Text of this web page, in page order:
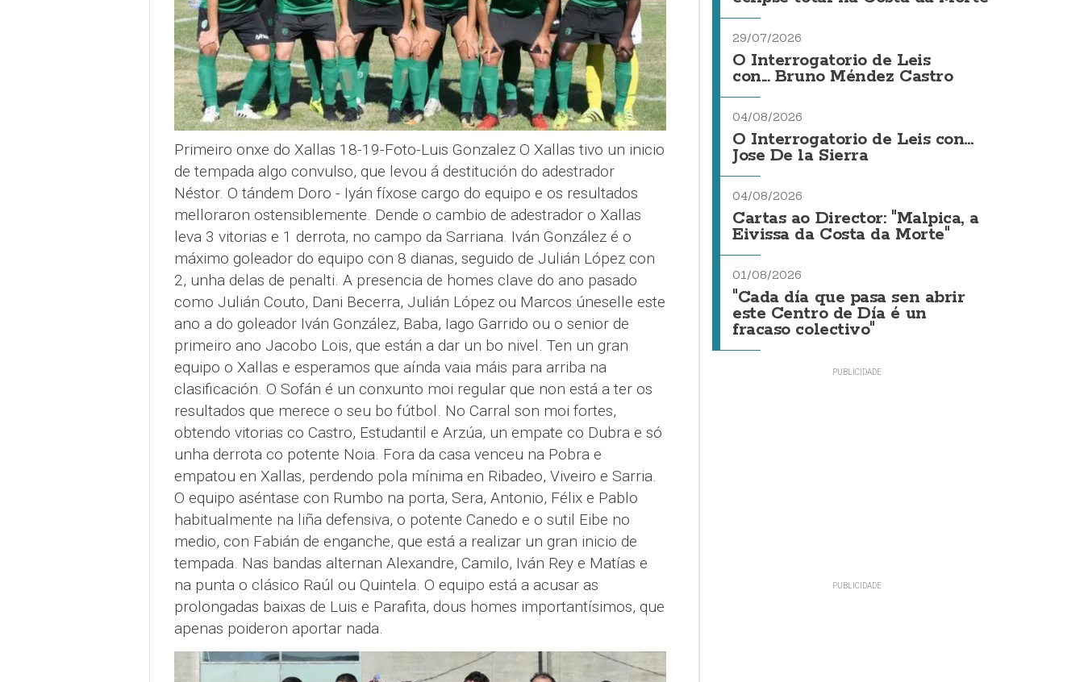
Primeiro onxe do Xallas 18-19-Foto-Luis Gonzalez O Xallas tivo un inicio
de tempada algo convulso, que levou á destitución do adestrador
Néstor. O tándem Doro - Iyán fíxose cargo do equipo e os resultados
melloraron ostensiblemente. Dende o cambio de adestrador o Xallas
leva 3 vitorias e 1 derrota, no campo da Sarriana. Iván González é o
máximo goleador do equipo con 8 dianas, seguido de Julián López con
2, unha delas de penalti. A presencia de homes clave do ano pasado
como Julián Couto, Dani Becerra, Julián López ou Marcos úneselle este
ano a do goleador Iván González, Baba, Iago Garrido ou o senior de
primeiro ano Jacobo Lois, que están a dar un bo nivel. Ten un gran
equipo o Xallas e esperamos que aínda vaia máis para arriba na
clasificación. O Sofán é un conxunto moi regular que non está a ter os
resultados que merece o seu bo fútbol. No Carral son moi fortes,
obtendo vitorias co Castro, Estudantil e Arzúa, un empate co Dubra e só
unha derrota co potente Noia. Fora da casa venceu na Pobra e
empatou en Xallas, perdendo pola mínima en Ribadeo, Viveiro e Sarria.
O equipo aséntase con Rumbo na porta, Sera, Antonio, Félix e Pablo
habitualmente na liña defensiva, o potente Canedo e o sutil Eibe no
medio, con Fabián de enganche, que está a realizar un gran inicio de
tempada. Nas bandas alternan Alexandre, Camilo, Iván Rey e Matías e
na punta o clásico Raúl ou Quintela. O equipo está a acusar as
prolongadas baixas de Luis e Parafita, dous homes importantísimos, que
apenas poideron aportar nada.
29/07/2026
O Interrogatorio de Leis
con... Bruno Méndez Castro
04/08/2026
O Interrogatorio de Leis con...
Jose De la Sierra
04/08/2026
Cartas ao Director: "Malpica, a
Eivissa da Costa da Morte"
01/08/2026
"Cada día que pasa sen abrir
este Centro de Día é un
fracaso colectivo"